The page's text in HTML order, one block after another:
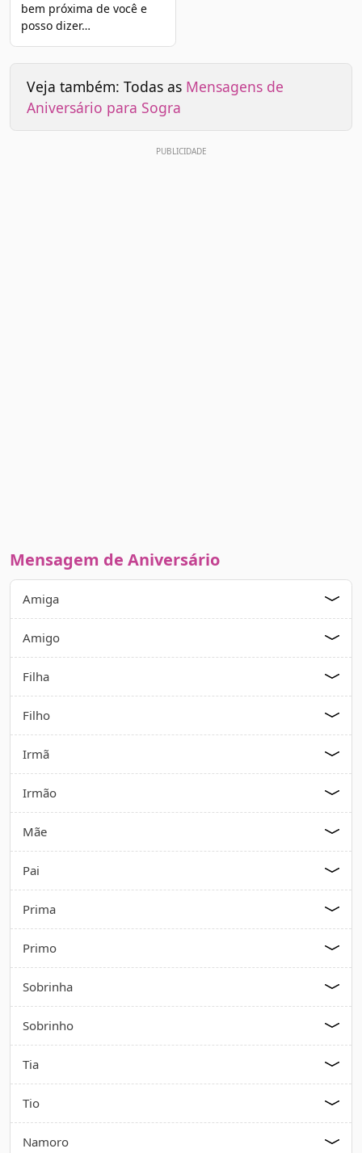
bem próxima de você e
posso dizer…
Veja também: Todas as Mensagens de
Aniversário para Sogra
Mensagem de Aniversário
Amiga
Amigo
Filha
Filho
Irmã
Irmão
Mãe
Pai
Prima
Primo
Sobrinha
Sobrinho
Tia
Tio
Namoro